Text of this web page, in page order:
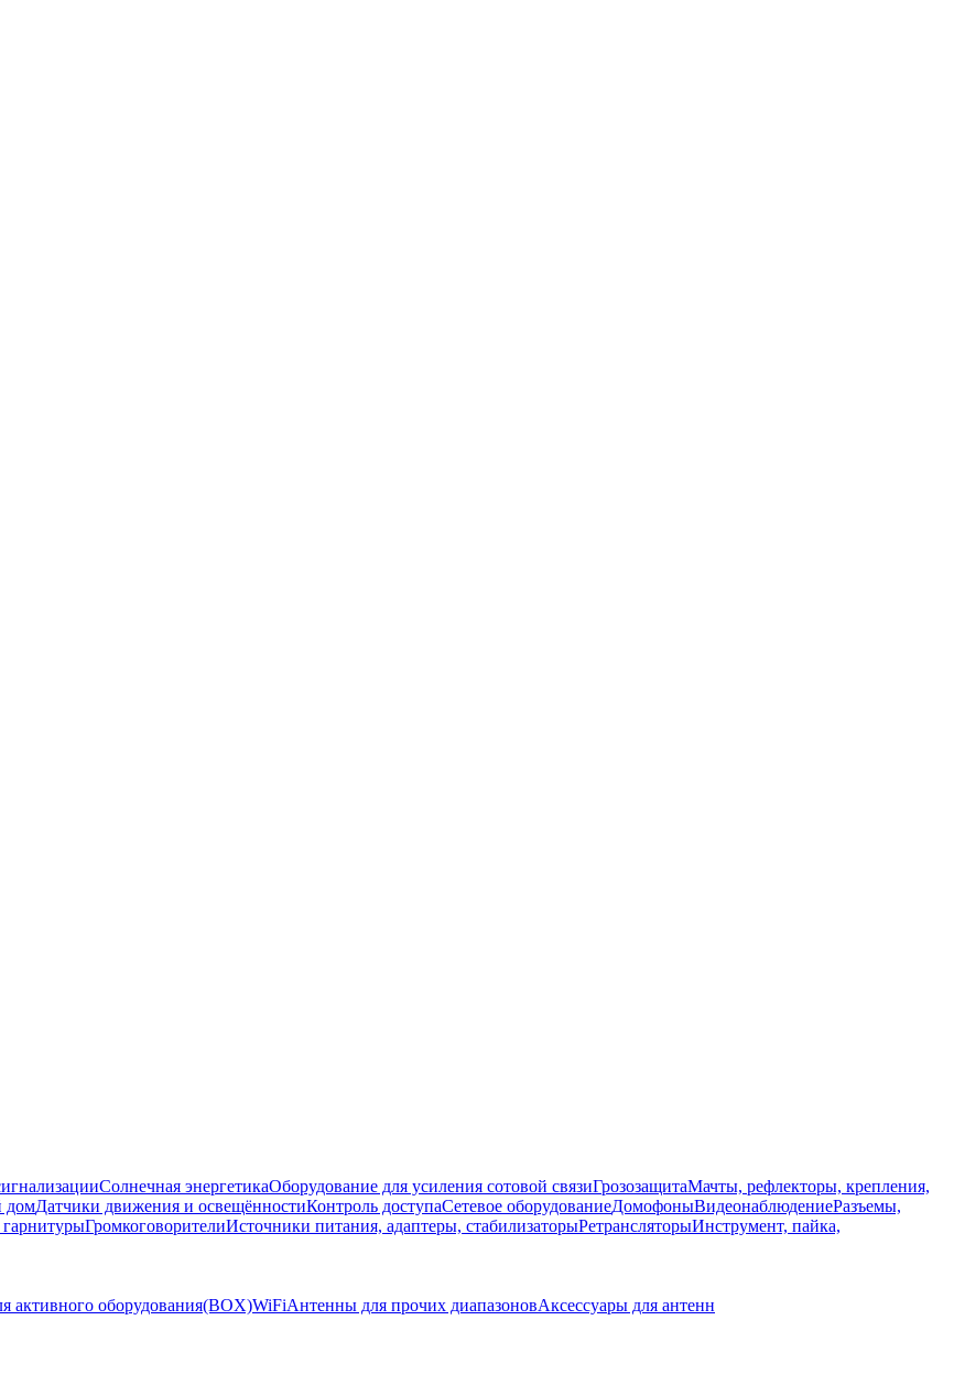
Солнечная энергетикаОборудование для усиления сотовой связиГрозозащитаМачты, рефлекторы, крепления,
домДатчики движения и освещённостиКонтроль доступаСетевое оборудованиеДомофоныВидеонаблюдениеРазъемы,
ГромкоговорителиИсточники питания, адаптеры, стабилизаторыРетрансляторыИнструмент, пайка,
активного оборудования(BOX)WiFiАнтенны для прочих диапазоновАксессуары для антенн